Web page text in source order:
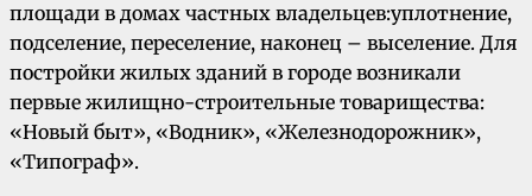
площади в домах частных владельцев:уплотнение,
подселение, переселение, наконец – выселение. Для
постройки жилых зданий в городе возникали
первые жилищно-строительные товарищества:
«Новый быт», «Водник», «Железнодорожник»,
«Типограф».